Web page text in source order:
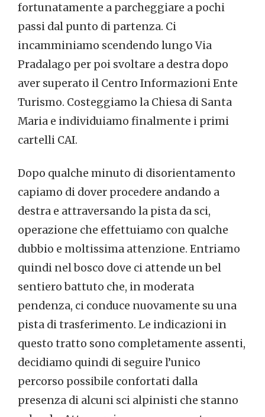
fortunatamente a parcheggiare a pochi
passi dal punto di partenza. Ci
incamminiamo scendendo lungo Via
Pradalago per poi svoltare a destra dopo
aver superato il Centro Informazioni Ente
Turismo. Costeggiamo la Chiesa di Santa
Maria e individuiamo finalmente i primi
cartelli CAI.
Dopo qualche minuto di disorientamento
capiamo di dover procedere andando a
destra e attraversando la pista da sci,
operazione che effettuiamo con qualche
dubbio e moltissima attenzione. Entriamo
quindi nel bosco dove ci attende un bel
sentiero battuto che, in moderata
pendenza, ci conduce nuovamente su una
pista di trasferimento. Le indicazioni in
questo tratto sono completamente assenti,
decidiamo quindi di seguire l’unico
percorso possibile confortati dalla
presenza di alcuni sci alpinisti che stanno